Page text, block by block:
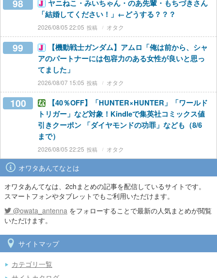
98
ヤニねこ・みいちゃん・のあ先輩・もちづきさん
「結婚してください！」←どうする？？？
2026/08/05 22:05 オタク
99
【機動戦士ガンダム】アムロ「俺は前から、シャ
アのパートナーには包容力のある女性が良いと思っ
てました」
2026/08/07 15:05 オタク
100
【40％OFF】「HUNTER×HUNTER」「ワールド
トリガー」など対象！Kindleで集英社コミックス値
引きクーポン 「ダイヤモンドの功罪」なども（8/6
まで）
2026/08/05 22:25 オタク
オワタあんてなとは
オワタあんてなは、2chまとめの記事を配信しているサイトです。
スマートフォンやタブレットでもご利用いただけます。
@owata_antenna をフォローすることで最新の人気まとめが閲覧
いただけます。
サイトマップ
カテゴリ一覧